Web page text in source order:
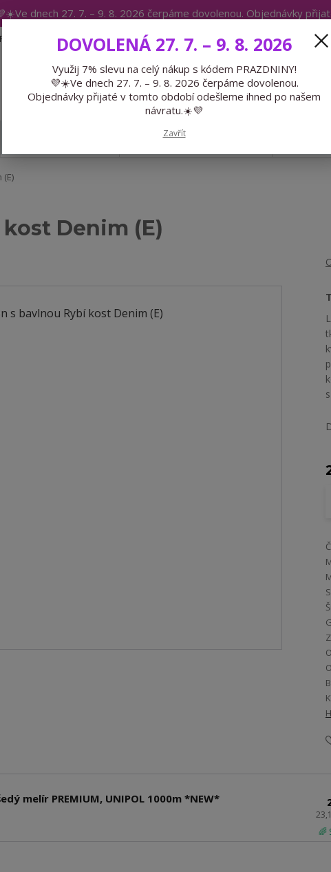
dnech 27. 7. – 9. 8. 2026 čerpáme dovolenou. Objednávky
BLOG
Hledat
Expedice 775 866 913 Po-Čt 9-
PŘEDOBJEDNÁVKY
Denim (E)
melír PREMIUM, UNIPOL 1000m *NEW*
🌈
DOVOLENÁ 27. 7. – 9. 8. 2026
Využij 7% slevu na celý nákup s kódem PRAZDNINY!
💜☀️Ve dnech 27. 7. – 9. 8. 2026 čerpáme dovolenou.
Objednávky přijaté v tomto období odešleme ihned po našem
návratu.☀️💜
Zavřít